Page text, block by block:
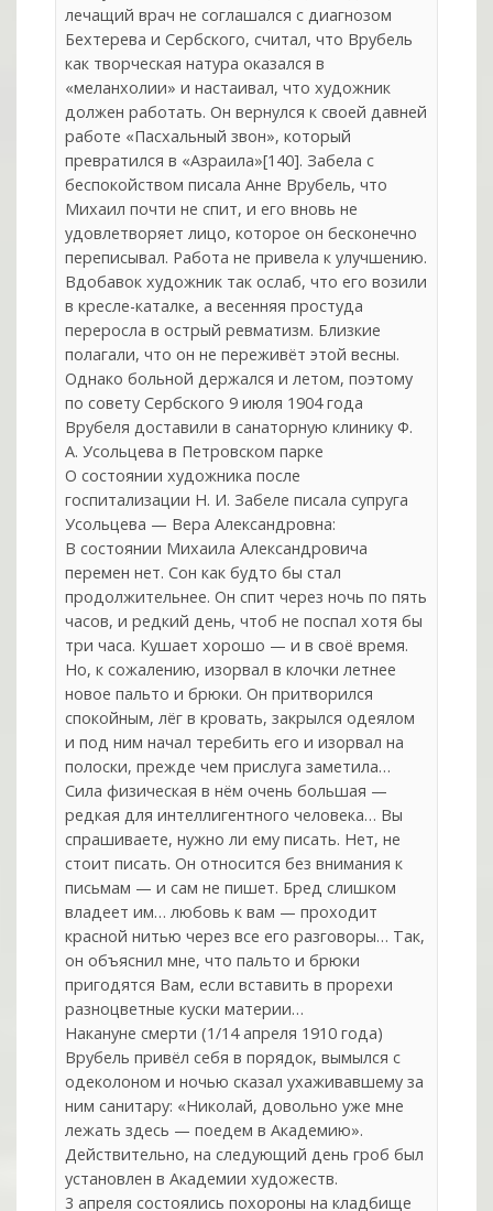
лечащий врач не соглашался с диагнозом
Бехтерева и Сербского, считал, что Врубель
как творческая натура оказался в
«меланхолии» и настаивал, что художник
должен работать. Он вернулся к своей давней
работе «Пасхальный звон», который
превратился в «Азраила»[140]. Забела с
беспокойством писала Анне Врубель, что
Михаил почти не спит, и его вновь не
удовлетворяет лицо, которое он бесконечно
переписывал. Работа не привела к улучшению.
Вдобавок художник так ослаб, что его возили
в кресле-каталке, а весенняя простуда
переросла в острый ревматизм. Близкие
полагали, что он не переживёт этой весны.
Однако больной держался и летом, поэтому
по совету Сербского 9 июля 1904 года
Врубеля доставили в санаторную клинику Ф.
А. Усольцева в Петровском парке
О состоянии художника после
госпитализации Н. И. Забеле писала супруга
Усольцева — Вера Александровна:
В состоянии Михаила Александровича
перемен нет. Сон как будто бы стал
продолжительнее. Он спит через ночь по пять
часов, и редкий день, чтоб не поспал хотя бы
три часа. Кушает хорошо — и в своё время.
Но, к сожалению, изорвал в клочки летнее
новое пальто и брюки. Он притворился
спокойным, лёг в кровать, закрылся одеялом
и под ним начал теребить его и изорвал на
полоски, прежде чем прислуга заметила…
Сила физическая в нём очень большая —
редкая для интеллигентного человека… Вы
спрашиваете, нужно ли ему писать. Нет, не
стоит писать. Он относится без внимания к
письмам — и сам не пишет. Бред слишком
владеет им… любовь к вам — проходит
красной нитью через все его разговоры… Так,
он объяснил мне, что пальто и брюки
пригодятся Вам, если вставить в прорехи
разноцветные куски материи…
Накануне смерти (1/14 апреля 1910 года)
Врубель привёл себя в порядок, вымылся с
одеколоном и ночью сказал ухаживавшему за
ним санитару: «Николай, довольно уже мне
лежать здесь — поедем в Академию».
Действительно, на следующий день гроб был
установлен в Академии художеств.
3 апреля состоялись похороны на кладбище